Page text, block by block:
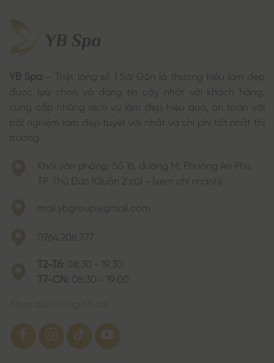
YB Spa – Triệt lông số 1 Sài Gòn là thương hiệu làm đẹp
được lựa chọn và đáng tin cậy nhất với khách hàng,
cung cấp những dịch vụ làm đẹp hiệu quả, an toàn với
trải nghiệm làm đẹp tuyệt vời nhất và chi phí tốt nhất thị
trường.
Khối văn phòng: Số 16, đường M, Phường An Phú,
TP. Thủ Đức (Quận 2 cũ) - (xem chi nhánh)
mail.ybgroup@gmail.com
0764.208.777
T2-T6: 08:30 - 19:30
T7-CN: 08:30 - 19:00